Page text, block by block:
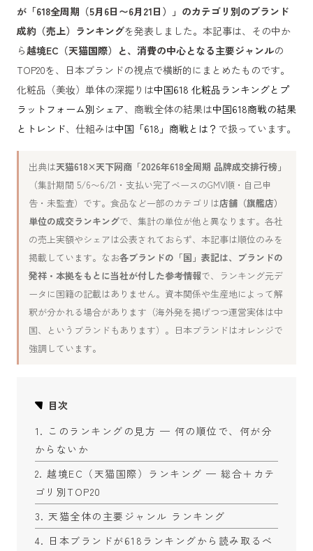
が「618全周期（5月6日〜6月21日）」のカテゴリ別のブランド
成約（売上）ランキングを発表しました。本記事は、その中か
ら越境EC（天猫国際）と、消費の中心となる主要ジャンルの
TOP20を、日本ブランドの視点で横断的にまとめたものです。
化粧品（美妆）単体の深掘りは中国618 化粧品ランキングとプ
ラットフォーム別シェア、商戦全体の結果は中国618商戦の結果
とトレンド、仕組みは中国「618」商戦とは？ で扱っています。
出典は天猫618×天下网商「2026年618全周期 品牌成交排行榜」
（集計期間 5/6〜6/21・支払い完了ベースのGMV順・自己申
告・未監査）です。食品など一部のカテゴリは店舗（旗艦店）
単位の成交ランキングで、集計の単位が他と異なります。各社
の売上実額やシェアは公表されておらず、本記事は順位のみを
掲載しています。なお各ブランドの「国」表記は、ブランドの
発祥・本拠をもとに当社が付した参考情報で、ランキング元デ
ータに国籍の記載はありません。資本関係や生産地によって解
釈が分かれる場合があります（海外発を掲げつつ運営実体は中
国、というブランドもあります）。日本ブランドはオレンジで
強調しています。
目次
このランキングの見方 — 何の順位で、何が分
からないか
越境EC（天猫国際）ランキング — 総合＋カテ
ゴリ別TOP20
天猫全体の主要ジャンル ランキング
日本ブランドが618ランキングから読み取るべ